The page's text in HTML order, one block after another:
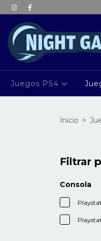
Juegos PS4
Inicio >
Filtrar
Consola